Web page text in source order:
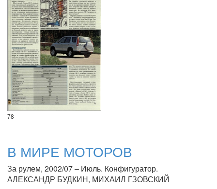
78
В МИРЕ МОТОРОВ
За рулем, 2002/07 – Июль. Конфигуратор.
АЛЕКСАНДР БУДКИН, МИХАИЛ ГЗОВСКИЙ